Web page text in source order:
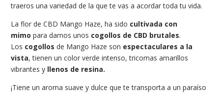
traeros una variedad de la que te vas a acordar toda tu vida.
La flor de CBD Mango Haze, ha sido cultivada con
mimo para darnos unos cogollos de CBD brutales.
Los cogollos de Mango Haze son espectaculares a la
vista, tienen un color verde intenso, tricomas amarillos
vibrantes y llenos de resina.
¡Tiene un aroma suave y dulce que te transporta a un paraíso